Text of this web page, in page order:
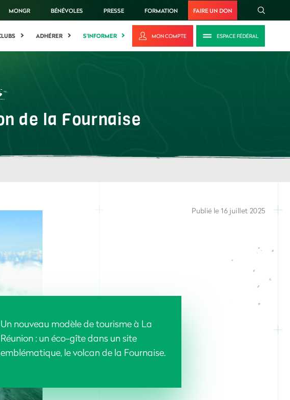
MONGR BÉNÉVOLES PRESSE FORMATION FAIRE UN DON
ADHÉRER S'INFORMER MON COMPTE ESPACE FÉDÉRAL
de la Fournaise
Un nouveau modèle de tourisme à La
Réunion : un éco-gîte dans un site
emblématique, le volcan de la Fournaise.
Publié le 16 juillet 2025